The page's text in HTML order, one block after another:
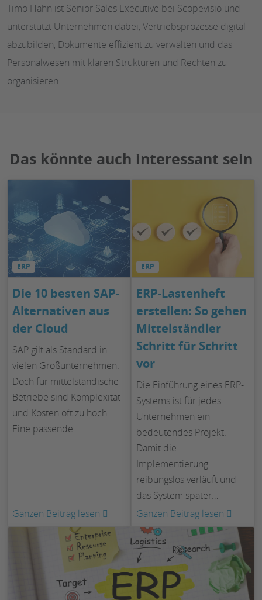
Timo Hahn ist Senior Sales Executive bei Scopevisio und
unterstützt Unternehmen dabei, Vertriebsprozesse digital
abzubilden, Dokumente effizient zu verwalten und das
Personalwesen mit klaren Strukturen und Rechten zu
organisieren.
Das könnte auch interessant sein
ERP
Die 10 besten SAP-
Alternativen aus
der Cloud
SAP gilt als Standard in
vielen Großunternehmen.
Doch für mittelständische
Betriebe sind Komplexität
und Kosten oft zu hoch.
Eine passende…
Ganzen Beitrag lesen
Die
10
besten
SAP-
Alternativen
ERP
ERP-Lastenheft
erstellen: So gehen
Mittelständler
Schritt für Schritt
vor
Die Einführung eines ERP-
Systems ist für jedes
Unternehmen ein
bedeutendes Projekt.
Damit die
Implementierung
reibungslos verläuft und
das System später…
Ganzen Beitrag lesen
ERP-
So
gehen